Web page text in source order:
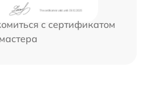
с сертификатом
мастера